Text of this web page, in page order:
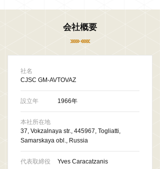
会社概要
社名
CJSC GM-AVTOVAZ
設立年 1966年
本社所在地
37, Vokzalnaya str., 445967, Togliatti,
Samarskaya obl., Russia
代表取締役 Yves Caracatzanis